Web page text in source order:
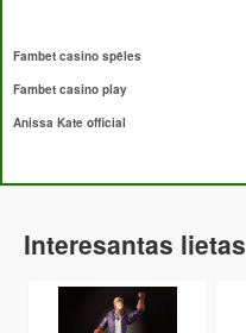
Fambet casino spēles
Fambet casino play
Anissa Kate official
Interesantas lietas